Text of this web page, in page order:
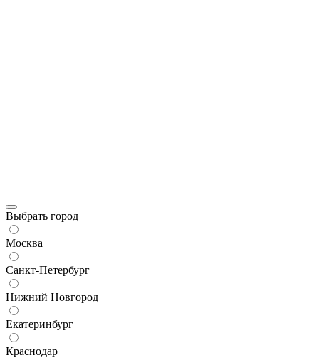
Выбрать город
Москва
Санкт-Петербург
Нижний Новгород
Екатеринбург
Краснодар